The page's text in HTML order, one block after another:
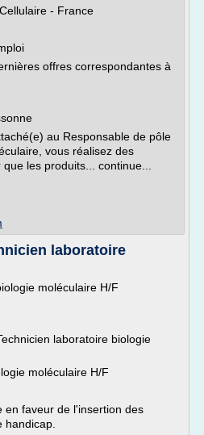
- France
offres correspondantes à
au Responsable de pôle
vous réalisez des
les produits... continue...
laboratoire
moléculaire H/F
laboratoire biologie
moléculaire H/F
en faveur de l'insertion des
handicap.